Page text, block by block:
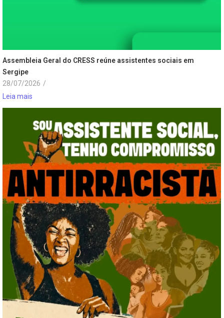
Assembleia Geral do CRESS reúne assistentes sociais em
Sergipe
28/07/2026 /
Leia mais